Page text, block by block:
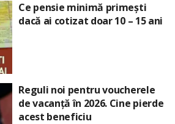
Ce pensie minimă primești
dacă ai cotizat doar 10 – 15 ani
Reguli noi pentru voucherele
de vacanță în 2026. Cine pierde
acest beneficiu